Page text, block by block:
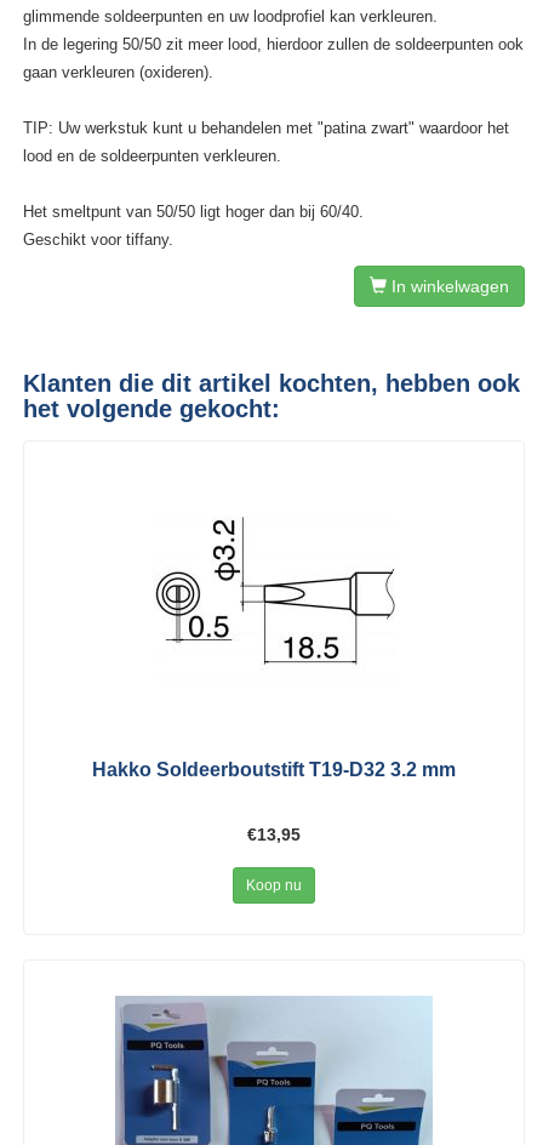
glimmende soldeerpunten en uw loodprofiel kan verkleuren.
In de legering 50/50 zit meer lood, hierdoor zullen de soldeerpunten ook
gaan verkleuren (oxideren).
TIP: Uw werkstuk kunt u behandelen met "patina zwart" waardoor het
lood en de soldeerpunten verkleuren.
Het smeltpunt van 50/50 ligt hoger dan bij 60/40.
Geschikt voor tiffany.
In winkelwagen
Klanten die dit artikel kochten, hebben ook
het volgende gekocht:
Hakko Soldeerboutstift T19-D32 3.2 mm
€13,95
Koop nu